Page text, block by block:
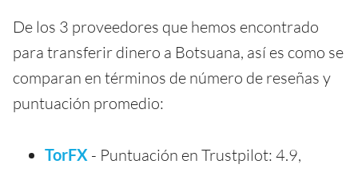
De los 3 proveedores que hemos encontrado
para transferir dinero a Botsuana, así es como se
comparan en términos de número de reseñas y
puntuación promedio:
TorFX - Puntuación en Trustpilot: 4.9,